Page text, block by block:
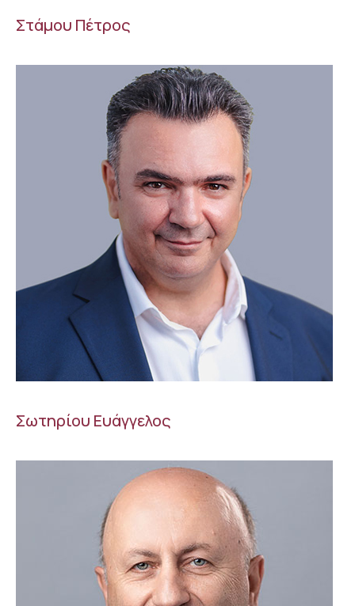
Στάμου Πέτρος
Σωτηρίου Ευάγγελος